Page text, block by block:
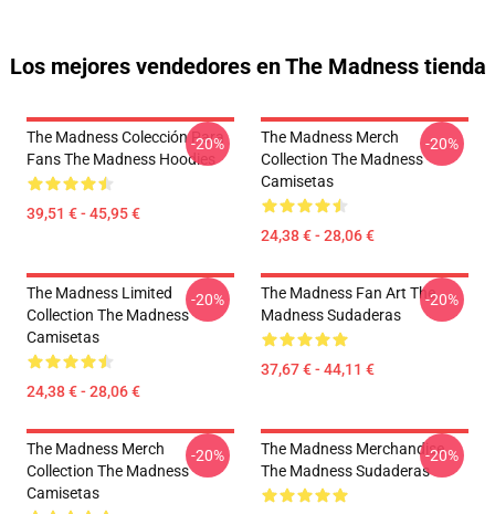
Los mejores vendedores en The Madness tienda
The Madness Colección Para
Fans The Madness Hoodies
39,51 € - 45,95 €
-20%
The Madness Merch
Collection The Madness
Camisetas
24,38 € - 28,06 €
-20%
The Madness Limited
Collection The Madness
Camisetas
24,38 € - 28,06 €
-20%
The Madness Fan Art The
Madness Sudaderas
37,67 € - 44,11 €
-20%
The Madness Merch
Collection The Madness
Camisetas
-20%
The Madness Merchandise
The Madness Sudaderas
-20%